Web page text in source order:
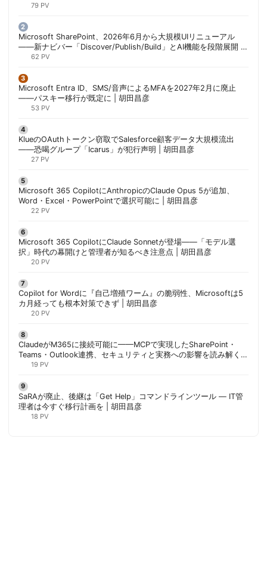
法 | 胡田昌彦
79 PV
Microsoft SharePoint、2026年6月から大規模UIリニューアル
——新ナビバー「Discover/Publish/Build」とAI機能を段階展開 |
胡田昌彦
62 PV
Microsoft Entra ID、SMS/音声によるMFAを2027年2月に廃止
——パスキー移行が既定に | 胡田昌彦
53 PV
KlueのOAuthトークン窃取でSalesforce顧客データ大規模流出
——恐喝グループ「Icarus」が犯行声明 | 胡田昌彦
27 PV
Microsoft 365 CopilotにAnthropicのClaude Opus 5が追加、
Word・Excel・PowerPointで選択可能に | 胡田昌彦
22 PV
Microsoft 365 CopilotにClaude Sonnetが登場——「モデル選
択」時代の幕開けと管理者が知るべき注意点 | 胡田昌彦
20 PV
Copilot for Wordに『自己増殖ワーム』の脆弱性、Microsoftは5
カ月経っても根本対策できず | 胡田昌彦
20 PV
ClaudeがM365に接続可能に——MCPで実現したSharePoint・
Teams・Outlook連携、セキュリティと実務への影響を読み解く |
胡田昌彦
19 PV
SaRAが廃止、後継は「Get Help」コマンドラインツール — IT管
理者は今すぐ移行計画を | 胡田昌彦
18 PV